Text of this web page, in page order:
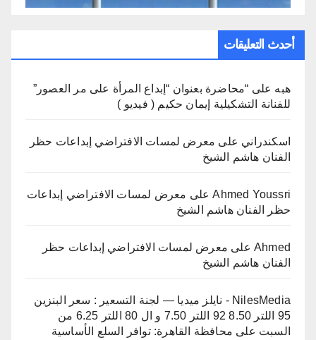
أحدث التعليقات
هبه على “محاضرة بعنوان “إبداع المرأة على مر العصور”
للفنانة التشكيلية إيمان حكيم ( فيديو )
اسكندراني على معرض لمسات الافتراضي إبداعات حظر
الفنان هاشم الشيخ
Ahmed Youssriعلى معرض لمسات الافتراضي إبداعات
حظر الفنان هاشم الشيخ
Ahmed على معرض لمسات الافتراضي إبداعات حظر
الفنان هاشم الشيخ
NilesMedia - نايلز ميديا — لجنة التسعير : سعر البنزين
95 اللتر 8.50 92 اللتر 7.50 و ال 80 اللتر 6.25 من
السبت على محافظة القاهرة: توافر السلع الأساسية